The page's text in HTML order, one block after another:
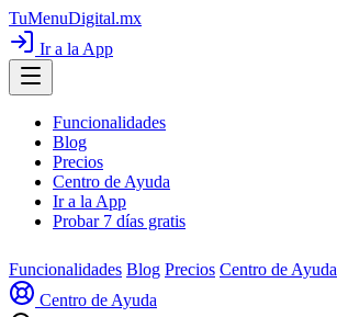
TuMenuDigital.mx
Ir a la App
Funcionalidades
Blog
Precios
Centro de Ayuda
Ir a la App
Probar 7 días gratis
Funcionalidades Blog Precios Centro de Ayuda
Centro de Ayuda